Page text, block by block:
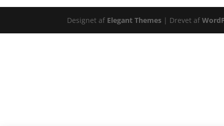
stk.
til
Designet af Elegant Themes | Drevet af